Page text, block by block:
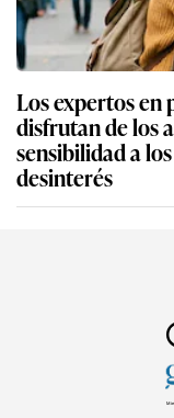
Los expertos en
disfrutan de los
sensibilidad a
desinterés